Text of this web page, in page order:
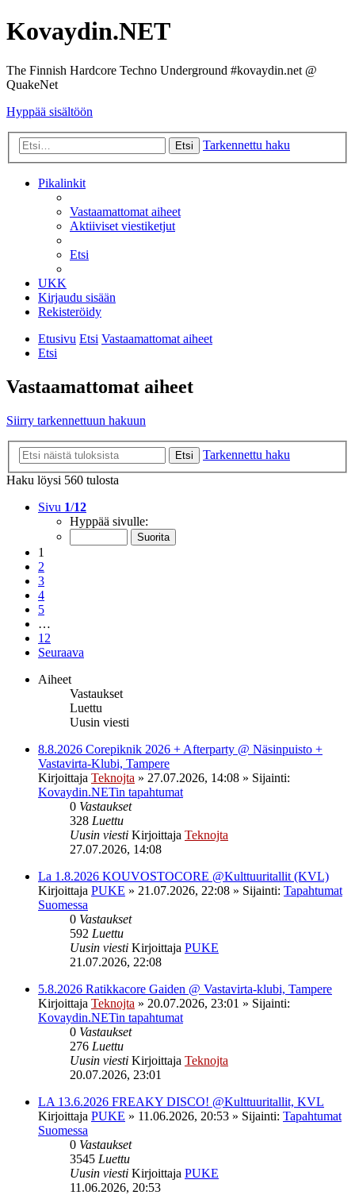
Kovaydin.NET
The Finnish Hardcore Techno Underground #kovaydin.net @
QuakeNet
Hyppää sisältöön
Etsi Tarkennettu haku
Pikalinkit
Vastaamattomat aiheet
Aktiiviset viestiketjut
Etsi
UKK
Kirjaudu sisään
Rekisteröidy
Etusivu Etsi Vastaamattomat aiheet
Etsi
Vastaamattomat aiheet
Siirry tarkennettuun hakuun
Etsi
Tarkennettu haku
Haku löysi 560 tulosta
Sivu 1/12
Hyppää sivulle:
1
2
3
4
5
…
12
Seuraava
Aiheet
Vastaukset
Luettu
Uusin viesti
8.8.2026 Corepiknik 2026 + Afterparty @ Näsinpuisto +
Vastavirta-Klubi, Tampere
Kirjoittaja Teknojta » 27.07.2026, 14:08 » Sijainti:
Kovaydin.NETin tapahtumat
0 Vastaukset
328 Luettu
Uusin viesti Kirjoittaja Teknojta
27.07.2026, 14:08
La 1.8.2026 KOUVOSTOCORE @Kulttuuritallit (KVL)
Kirjoittaja PUKE » 21.07.2026, 22:08 » Sijainti: Tapahtumat
Suomessa
0 Vastaukset
592 Luettu
Uusin viesti Kirjoittaja PUKE
21.07.2026, 22:08
5.8.2026 Ratikkacore Gaiden @ Vastavirta-klubi, Tampere
Kirjoittaja Teknojta » 20.07.2026, 23:01 » Sijainti:
Kovaydin.NETin tapahtumat
0 Vastaukset
276 Luettu
Uusin viesti Kirjoittaja Teknojta
20.07.2026, 23:01
LA 13.6.2026 FREAKY DISCO! @Kulttuuritallit, KVL
Kirjoittaja PUKE » 11.06.2026, 20:53 » Sijainti: Tapahtumat
Suomessa
0 Vastaukset
3545 Luettu
Uusin viesti Kirjoittaja PUKE
11.06.2026, 20:53